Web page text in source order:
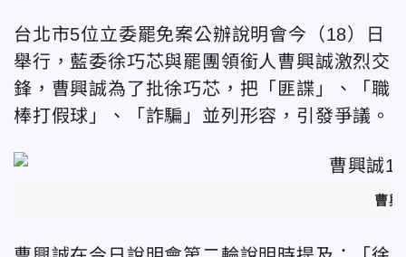
台北市5位立委罷免案公辦說明會今（18）日
舉行，藍委徐巧芯與罷團領銜人曹興誠激烈交
鋒，曹興誠為了批徐巧芯，把「匪諜」、「職
棒打假球」、「詐騙」並列形容，引發爭議。
曹